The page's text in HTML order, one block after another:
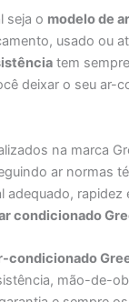
seja o modelo de
usado ou
tem
deixar o seu ar-
na marca
ar normas
adequado, rapidez
condicionado
condicionado
mão-de-